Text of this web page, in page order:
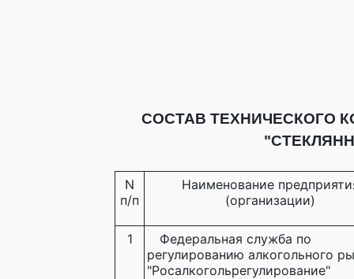
СОСТАВ ТЕХНИЧЕСКОГО
N
п/п
Наименование
(организации)
1
Федеральная служба по
регулированию алкогольного
"Росалкогольрегулирование"